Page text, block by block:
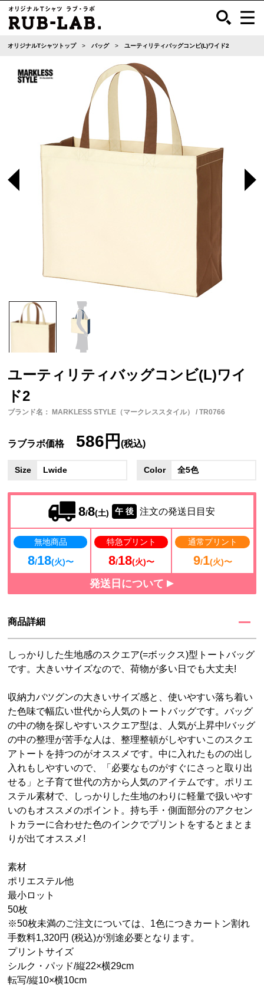
オリジナルTシャツトップ バッグ ユーティリティバッグコンビ(L)ワイド2
ユーティリティバッグコンビ(L)ワイ
ド2
ブランド名： MARKLESS STYLE（マークレススタイル） / TR0766
ラブラボ価格 586円(税込)
Size Lwide Color 全5色
8/8(土) 午 後 注文の発送日目安
無地商品
8/18(火)〜
特急プリント
8/18(火)〜
通常プリント
9/1(火)〜
発送日について
商品詳細
しっかりした生地感のスクエア(=ボックス)型トートバッグ
です。大きいサイズなので、荷物が多い日でも大丈夫!
収納力バツグンの大きいサイズ感と、使いやすい落ち着い
た色味で幅広い世代から人気のトートバッグです。バッグ
の中の物を探しやすいスクエア型は、人気が上昇中!バッグ
の中の整理が苦手な人は、整理整頓がしやすいこのスクエ
アトートを持つのがオススメです。中に入れたものの出し
入れもしやすいので、「必要なものがすぐにさっと取り出
せる」と子育て世代の方から人気のアイテムです。ポリエ
ステル素材で、しっかりした生地のわりに軽量で扱いやす
いのもオススメのポイント。持ち手・側面部分のアクセン
トカラーに合わせた色のインクでプリントをするとまとま
りが出てオススメ!
素材
ポリエステル他
最小ロット
50枚
※50枚未満のご注文については、1色につきカートン割れ
手数料1,320円 (税込)が別途必要となります。
プリントサイズ
シルク・パッド/縦22×横29cm
転写/縦10×横10cm